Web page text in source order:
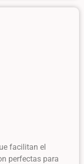
facilitan el
perfectas para